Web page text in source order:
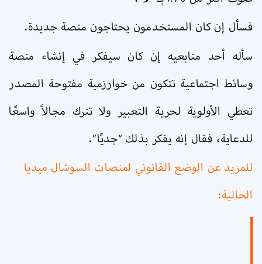
فسأل إن كان المستخدمون يحتاجون منصة جديدة.
سأله أحد متابعيه إن كان سيفكر في إنشاء منصة
وسائط اجتماعية تتكون من خوارزمية مفتوحة المصدر
تعطي الأولوية لحرية التعبير ولا تترك مجالاً واسعًا
للدعاية، فقال إنه يفكر بذلك “جديًا”.
للمزيد عن الوضع القانوني لمنصات السوشال ميديا
الحالية: